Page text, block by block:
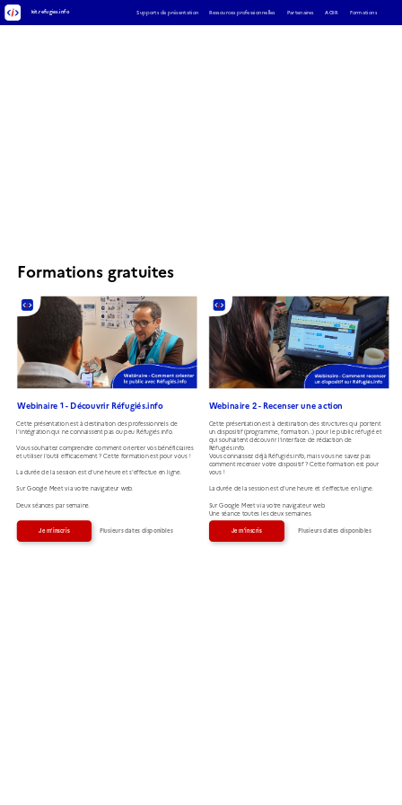
Je m'inscris Je m'inscris
Formations gratuites
Webinaire 1 - Découvrir Réfugiés.info Webinaire 2 - Recenser une action
Cette présentation est à destination des professionnels de
l’intégration qui ne connaissent pas ou peu Réfugiés.info.
Vous souhaitez comprendre comment orienter vos bénéficiaires
et utiliser l’outil efficacement ? Cette formation est pour vous !
La durée de la session est d’une heure et s’effectue en ligne.
Sur Google Meet via votre navigateur web.
Deux séances par semaine.
Cette présentation est à destination des structures qui portent
un dispositif (programme, formation…) pour le public réfugié et
qui souhaitent découvrir l’interface de rédaction de
Réfugiés.info.
Vous connaissez déjà Réfugiés.info, mais vous ne savez pas
comment recenser votre dispositif ? Cette formation est pour
vous !
La durée de la session est d’une heure et s’effectue en ligne.
Sur Google Meet via votre navigateur web.
Une séance toutes les deux semaines.
Plusieurs dates disponibles Plusieurs dates disponibles
Formations
kit.refugies.info Partenaires AGIR
Ressources professionnelles
Supports de présentation